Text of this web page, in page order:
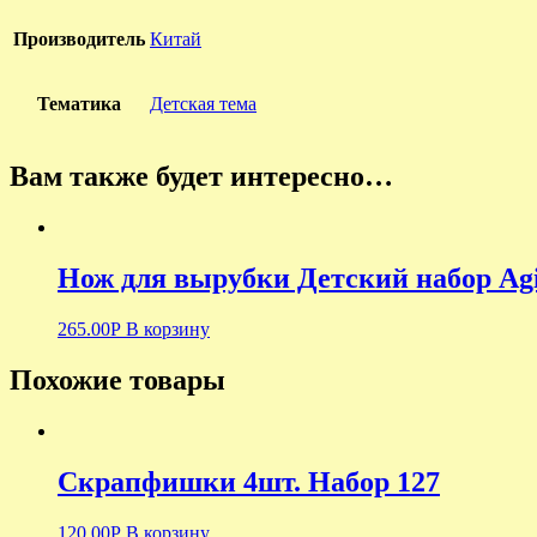
Производитель Китай
Тематика Детская тема
Вам также будет интересно…
Нож для вырубки Детский набор
265.00Р В корзину
Похожие товары
Скрапфишки 4шт. Набор 127
120.00Р В корзину